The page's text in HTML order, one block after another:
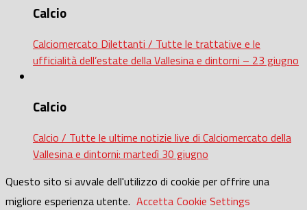
Calcio
Calciomercato Dilettanti / Tutte le trattative e le
ufficialità dell’estate della Vallesina e dintorni – 23 giugno
Calcio
Calcio / Tutte le ultime notizie live di Calciomercato della
Vallesina e dintorni: martedì 30 giugno
Questo sito si avvale dell'utilizzo di cookie per offrire una
migliore esperienza utente. Accetta Cookie Settings